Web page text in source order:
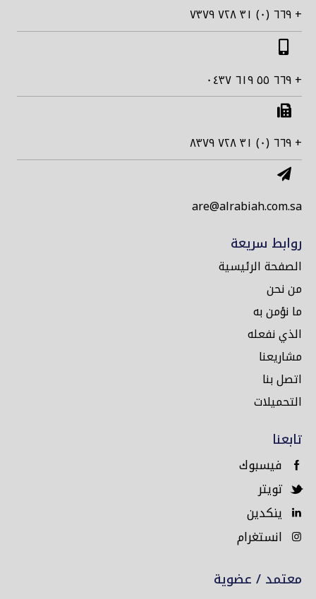
٦٦٩ (٠) ٣١ ٧٢٨ ٧٣٧٩ +
٦٦٩ ٥٥ ٦١٩ ٠٤٣٧ +
٦٦٩ (٠) ٣١ ٧٢٨ ٨٣٧٩ +
are@alrabiah.com.sa
روابط سريعة
الصفحة الرئيسية
من نحن
ما نؤمن به
الذي نفعله
مشاريعنا
اتصل بنا
التحميلات
تابعنا
فيسبوك
تويتر
ينكدين
انستغرام
معتمد / عضوية